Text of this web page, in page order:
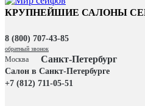
КРУПНЕЙШИЕ САЛОНЫ
8 (800) 707-43-85
обратный звонок
Москва Санкт-Петербург
Салон в Санкт-Петербурге
+7 (812) 711-05-51